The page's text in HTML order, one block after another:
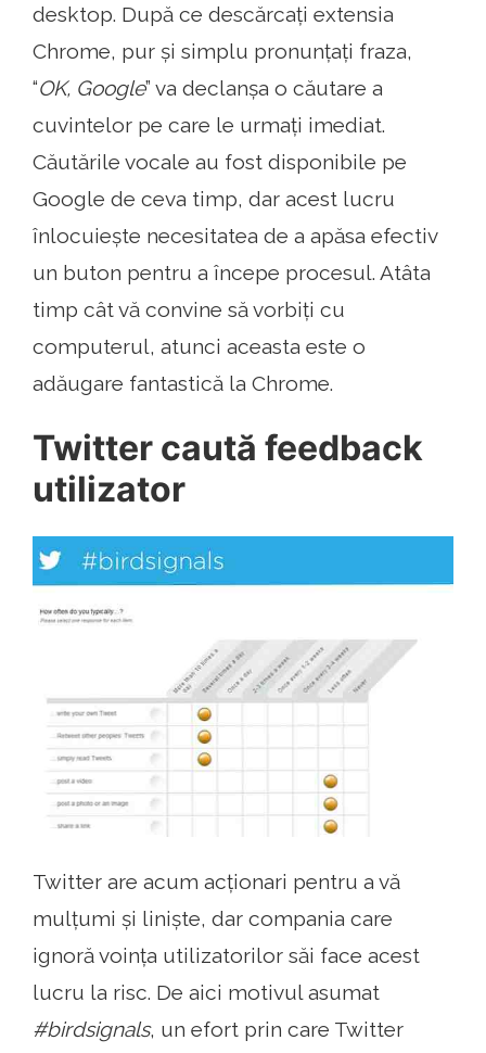
desktop. După ce descărcați extensia
Chrome, pur și simplu pronunțați fraza,
“OK, Google” va declanșa o căutare a
cuvintelor pe care le urmați imediat.
Căutările vocale au fost disponibile pe
Google de ceva timp, dar acest lucru
înlocuiește necesitatea de a apăsa efectiv
un buton pentru a începe procesul. Atâta
timp cât vă convine să vorbiți cu
computerul, atunci aceasta este o
adăugare fantastică la Chrome.
Twitter caută feedback
utilizator
Twitter are acum acționari pentru a vă
mulțumi și liniște, dar compania care
ignoră voința utilizatorilor săi face acest
lucru la risc. De aici motivul asumat
#birdsignals, un efort prin care Twitter